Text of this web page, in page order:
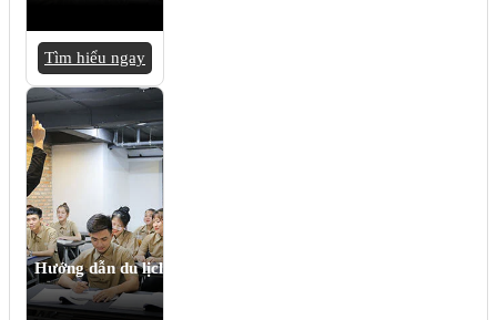
Tìm hiểu ngay
Hướng dẫn du lịch